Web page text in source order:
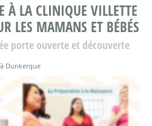
À LA CLINIQUE VILLETTE
LES MAMANS ET BÉBÉS
porte ouverte et découverte
Dunkerque